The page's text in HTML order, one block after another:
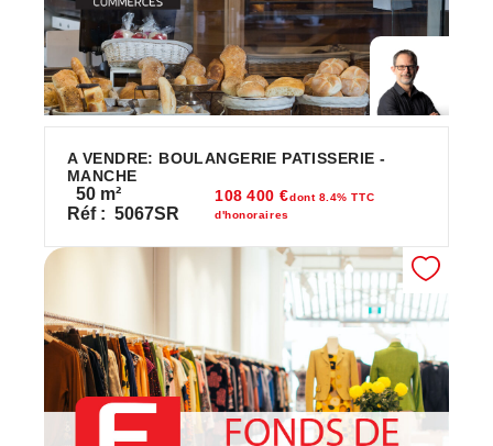
A VENDRE: BOULANGERIE PATISSERIE -
MANCHE
50 m²
Réf : 5067SR
108 400 €dont 8.4% TTC
d'honoraires